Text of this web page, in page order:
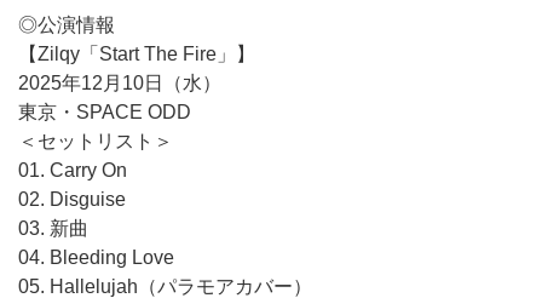
◎公演情報
【Zilqy「Start The Fire」】
2025年12月10日（水）
東京・SPACE ODD
＜セットリスト＞
01. Carry On
02. Disguise
03. 新曲
04. Bleeding Love
05. Hallelujah（パラモアカバー）